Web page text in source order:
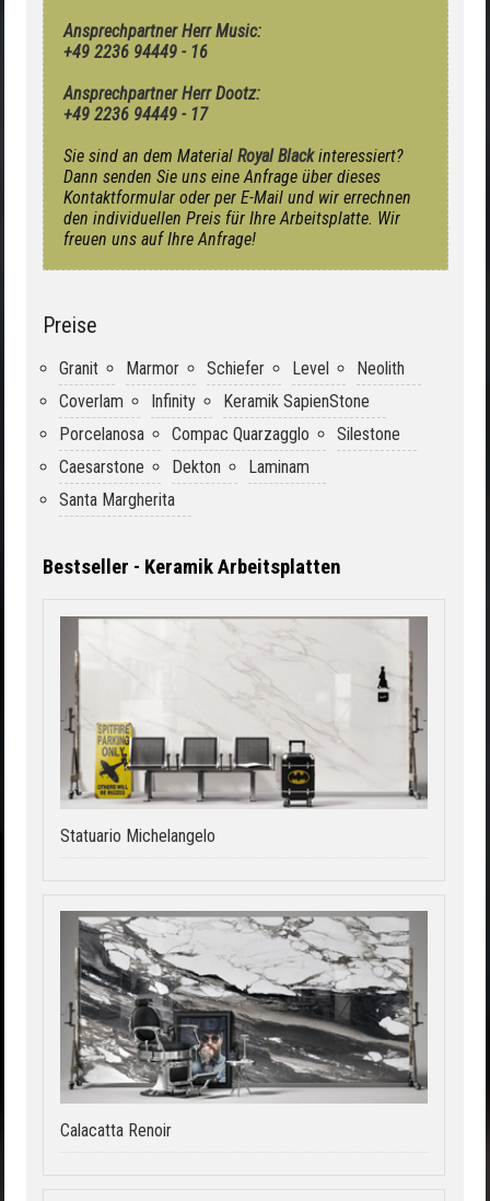
Ansprechpartner Herr Music:
+49 2236 94449 - 16
Ansprechpartner Herr Dootz:
+49 2236 94449 - 17
Sie sind an dem Material Royal Blackinteressiert?
Dann senden Sie uns eine Anfrage über dieses
Kontaktformular oder per E-Mail und wir errechnen
den individuellen Preis für Ihre Arbeitsplatte. Wir
freuen uns auf Ihre Anfrage!
Preise
Granit Marmor Schiefer Level
Neolith
Coverlam
Infinity
Keramik SapienStone
Porcelanosa
Compac Quarzagglo
Silestone
Caesarstone
Dekton
Laminam
Santa Margherita
Bestseller - Keramik Arbeitsplatten
Statuario Michelangelo
Calacatta Renoir